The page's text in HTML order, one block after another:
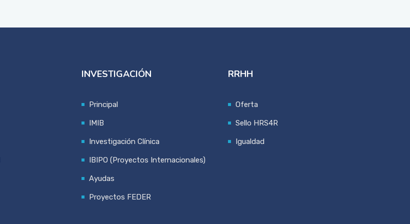
INVESTIGACIÓN
Principal
IMIB
Investigación Clínica
IBIPO (Proyectos Internacionales)
Ayudas
Proyectos FEDER
RRHH
Oferta
Sello HRS4R
Igualdad